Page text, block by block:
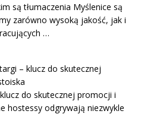
są tłumaczenia Myślenice są
zarówno wysoką jakość, jak i
…
– klucz do skutecznej
do skutecznej promocji i
hostessy odgrywają niezwykle